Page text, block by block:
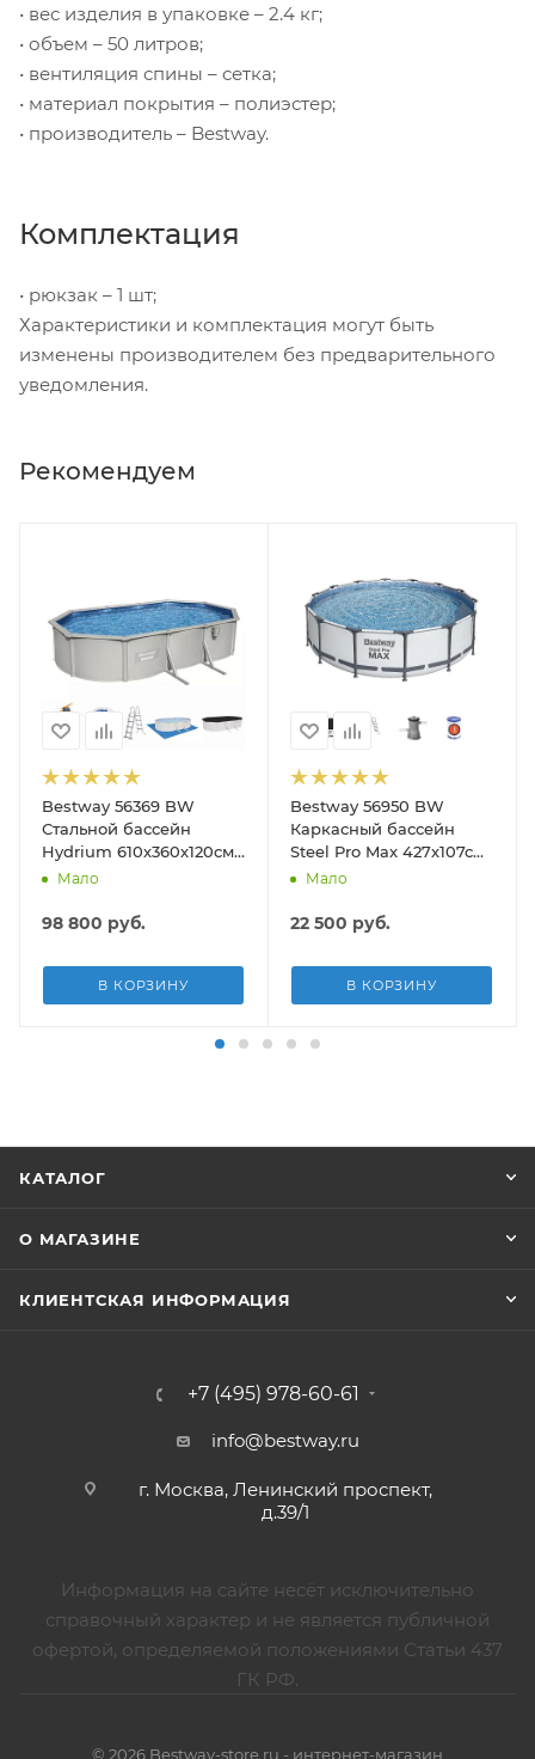
• вес изделия в упаковке – 2.4 кг;
• объем – 50 литров;
• вентиляция спины – сетка;
• материал покрытия – полиэстер;
• производитель – Bestway.
Комплектация
• рюкзак – 1 шт;
Характеристики и комплектация могут быть
изменены производителем без предварительного
уведомления.
Рекомендуем
Bestway 56369 BW
Стальной бассейн
Hydrium 610х360х120см,
19929л, песч.фил.-нас
подст.
Мало
98 800 руб.
В КОРЗИНУ
Bestway 56950 BW
Каркасный бассейн
Steel Pro Max 427х107см,
13030л, фил.-насос
Мало
22 500 руб.
В КОРЗИНУ
КАТАЛОГ
О МАГАЗИНЕ
КЛИЕНТСКАЯ ИНФОРМАЦИЯ
+7 (495) 978-60-61
info@bestway.ru
г. Москва, Ленинский проспект,
д.39/1
Информация на сайте несёт исключительно
справочный характер и не является публичной
офертой, определяемой положениями Статьи 437
ГК РФ.
© 2026 Bestway-store.ru - интернет-магазин